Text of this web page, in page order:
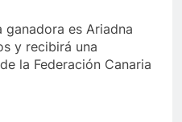
ganadora es Ariadna
y recibirá una
la Federación Canaria